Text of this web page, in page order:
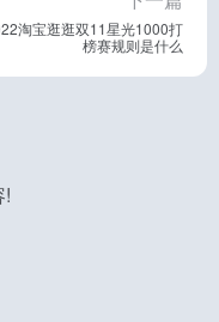
淘宝逛逛双11星光1000打
榜赛规则是什么
!